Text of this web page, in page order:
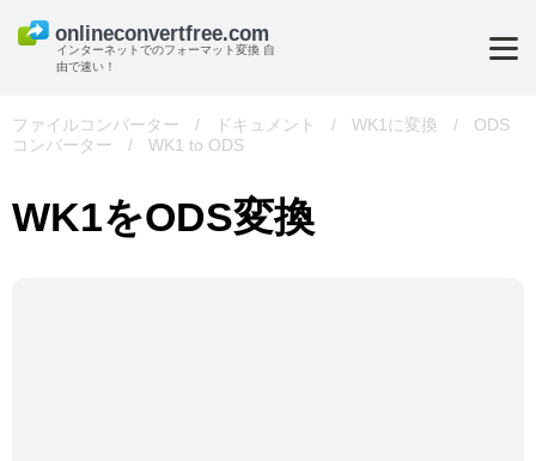
インターネットでのフォーマット変換 自
由で速い！
ファイルコンバーター / ドキュメント / WK1に変換 /
ODS
コンバーター
/ WK1 to ODS
WK1をODS変換